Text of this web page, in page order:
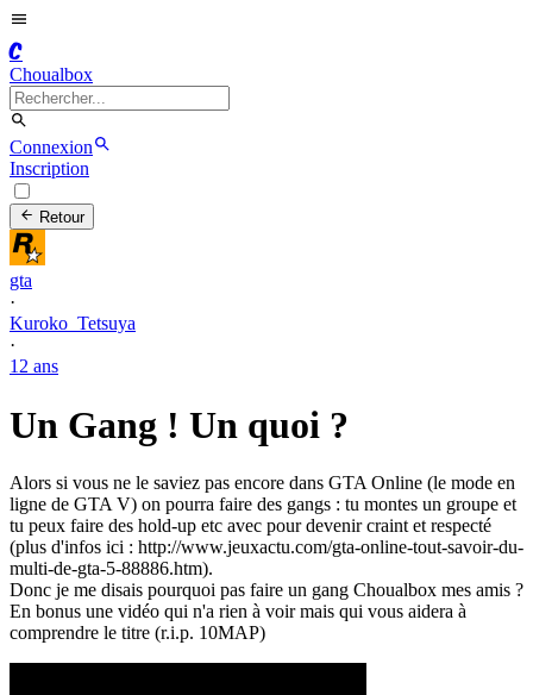
C
Choualbox
Connexion
Inscription
Retour
gta
·
Kuroko_Tetsuya
·
12 ans
Un Gang ! Un quoi ?
Alors si vous ne le saviez pas encore dans GTA Online (le mode en
ligne de GTA V) on pourra faire des gangs : tu montes un groupe et
tu peux faire des hold-up etc avec pour devenir craint et respecté
(plus d'infos ici : http://www.jeuxactu.com/gta-online-tout-savoir-du-
multi-de-gta-5-88886.htm).
Donc je me disais pourquoi pas faire un gang Choualbox mes amis ?
En bonus une vidéo qui n'a rien à voir mais qui vous aidera à
comprendre le titre (r.i.p. 10MAP)